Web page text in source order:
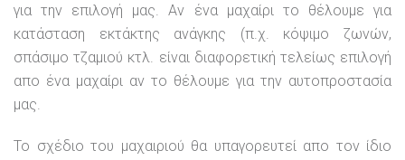
για την επιλογή μας. Αν ένα μαχαίρι το θέλουμε για
κατάσταση εκτάκτης ανάγκης (π.χ. κόψιμο ζωνών,
σπάσιμο τζαμιού κτλ. είναι διαφορετική τελείως επιλογή
απο ένα μαχαίρι αν το θέλουμε για την αυτοπροστασία
μας.
Το σχέδιο του μαχαιριού θα υπαγορευτεί απο τον ίδιο